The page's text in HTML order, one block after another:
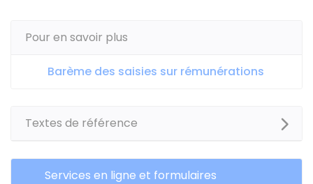
Pour en savoir plus
Barème des saisies sur rémunérations
Textes de référence
Services en ligne et formulaires